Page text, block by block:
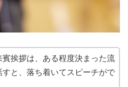
賓挨拶は、ある程度決まった流
すと、落ち着いてスピーチがで